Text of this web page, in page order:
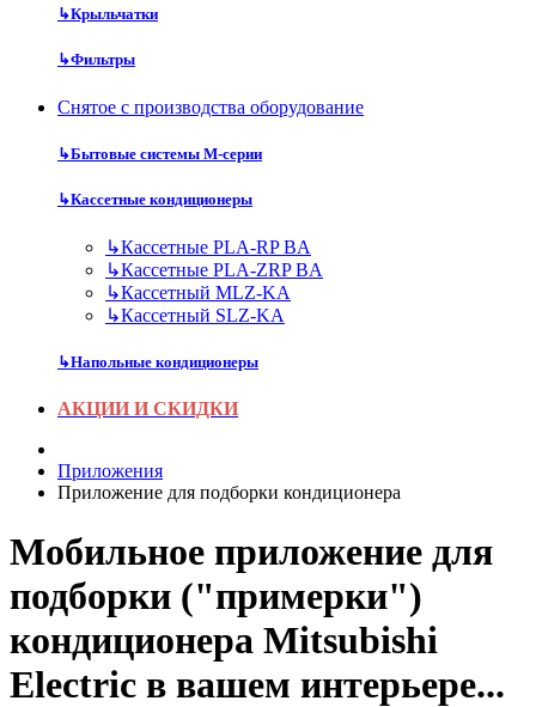
↳Крыльчатки
↳Фильтры
Снятое с производства оборудование
↳Бытовые системы M-серии
↳Кассетные кондиционеры
↳Кассетные PLA-RP BA
↳Кассетные PLA-ZRP BA
↳Кассетный MLZ-KA
↳Кассетный SLZ-KA
↳Напольные кондиционеры
АКЦИИ И СКИДКИ
Приложения
Приложение для подборки кондиционера
Мобильное приложение для
подборки ("примерки")
кондиционера Mitsubishi
Electric в вашем интерьере...